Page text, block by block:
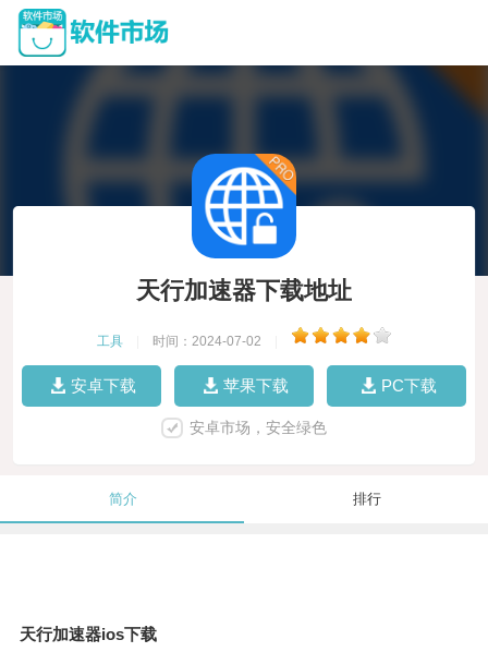
天行加速器下载地址
工具 时间：2024-07-02
安卓下载 苹果下载 PC下载
安卓市场，安全绿色
简介 排行
天行加速器ios下载